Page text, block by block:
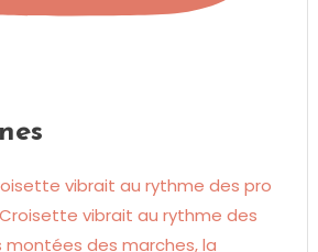
vibrait au rythme des pro